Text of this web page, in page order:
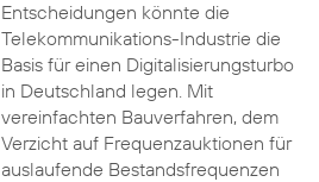
Entscheidungen könnte die
Telekommunikations-Industrie die
Basis für einen Digitalisierungsturbo
in Deutschland legen. Mit
vereinfachten Bauverfahren, dem
Verzicht auf Frequenzauktionen für
auslaufende Bestandsfrequenzen